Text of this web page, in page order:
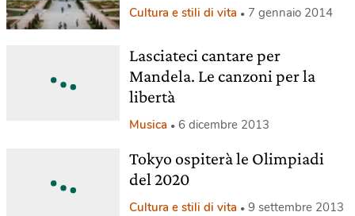
Cultura e stili di vita 7 gennaio 2014
Lasciateci cantare per
Mandela. Le canzoni per la
libertà
Musica 6 dicembre 2013
Tokyo ospiterà le Olimpiadi
del 2020
Cultura e stili di vita 9 settembre 2013